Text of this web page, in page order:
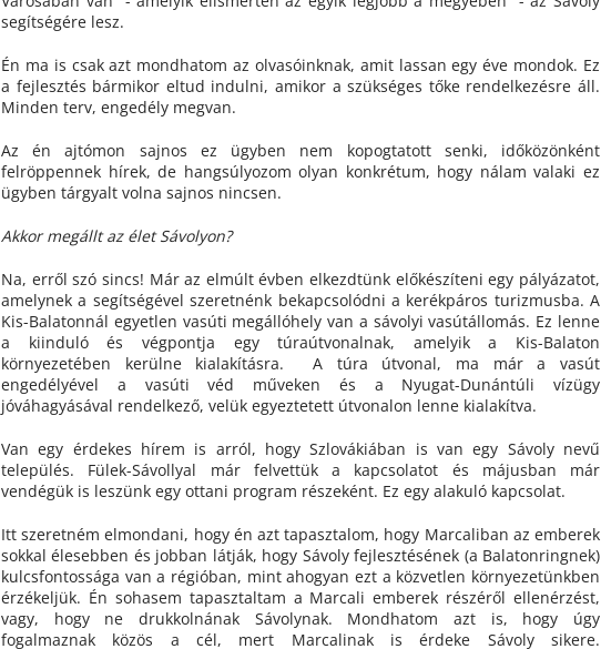
segítségére lesz.
Én ma is csak azt mondhatom az olvasóinknak, amit lassan egy éve mondok. Ez
a fejlesztés bármikor eltud indulni, amikor a szükséges tőke rendelkezésre áll.
Minden terv, engedély megvan.
Az én ajtómon sajnos ez ügyben nem kopogtatott senki, időközönként
felröppennek hírek, de hangsúlyozom olyan konkrétum, hogy nálam valaki ez
ügyben tárgyalt volna sajnos nincsen.
Akkor megállt az élet Sávolyon?
Na, erről szó sincs! Már az elmúlt évben elkezdtünk előkészíteni egy pályázatot,
amelynek a segítségével szeretnénk bekapcsolódni a kerékpáros turizmusba. A
Kis-Balatonnál egyetlen vasúti megállóhely van a sávolyi vasútállomás. Ez lenne
a kiinduló és végpontja egy túraútvonalnak, amelyik a Kis-Balaton
környezetében kerülne kialakításra. A túra útvonal, ma már a vasút
engedélyével a vasúti véd műveken és a Nyugat-Dunántúli vízügy
jóváhagyásával rendelkező, velük egyeztetett útvonalon lenne kialakítva.
Van egy érdekes hírem is arról, hogy Szlovákiában is van egy Sávoly nevű
település. Fülek-Sávollyal már felvettük a kapcsolatot és májusban már
vendégük is leszünk egy ottani program részeként. Ez egy alakuló kapcsolat.
Itt szeretném elmondani, hogy én azt tapasztalom, hogy Marcaliban az emberek
sokkal élesebben és jobban látják, hogy Sávoly fejlesztésének (a Balatonringnek)
kulcsfontossága van a régióban, mint ahogyan ezt a közvetlen környezetünkben
érzékeljük. Én sohasem tapasztaltam a Marcali emberek részéről ellenérzést,
vagy, hogy ne drukkolnának Sávolynak. Mondhatom azt is, hogy úgy
fogalmaznak közös a cél, mert Marcalinak is érdeke Sávoly sikere.